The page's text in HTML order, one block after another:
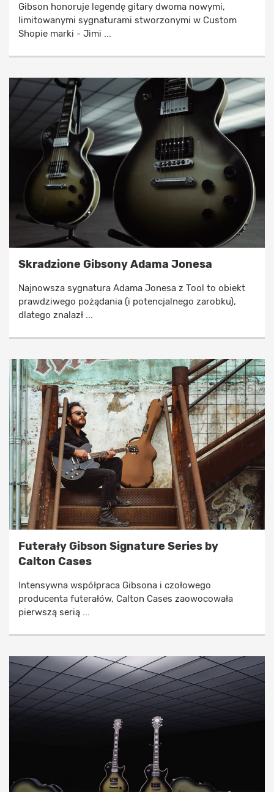
Gibson honoruje legendę gitary dwoma nowymi,
limitowanymi sygnaturami stworzonymi w Custom
Shopie marki - Jimi ...
Skradzione Gibsony Adama Jonesa
Najnowsza sygnatura Adama Jonesa z Tool to obiekt
prawdziwego pożądania (i potencjalnego zarobku),
dlatego znalazł ...
Futerały Gibson Signature Series by
Calton Cases
Intensywna współpraca Gibsona i czołowego
producenta futerałów, Calton Cases zaowocowała
pierwszą serią ...